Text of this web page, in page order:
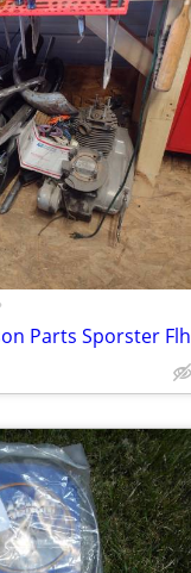
Parts Sporster Flh